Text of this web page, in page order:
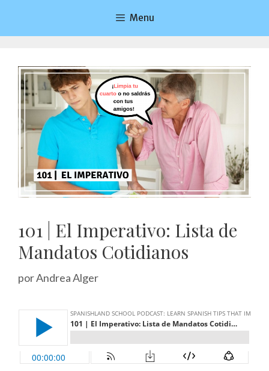
contenido
Menu
101 | El Imperativo: Lista de
Mandatos Cotidianos
porAndrea Alger